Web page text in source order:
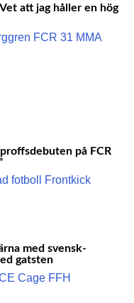
att jag håller en hög
på FCR
med svensk-
gatsten